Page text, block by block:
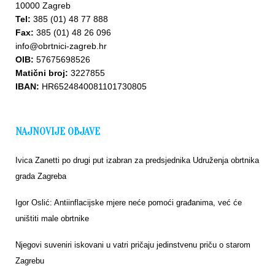
10000 Zagreb
Tel: 385 (01) 48 77 888
Fax: 385 (01) 48 26 096
info@obrtnici-zagreb.hr
OIB: 57675698526
Matični broj: 3227855
IBAN: HR6524840081101730805
NAJNOVIJE OBJAVE
Ivica Zanetti po drugi put izabran za predsjednika Udruženja obrtnika
grada Zagreba
Igor Oslić: Antiinflacijske mjere neće pomoći građanima, već će
uništiti male obrtnike
Njegovi suveniri iskovani u vatri pričaju jedinstvenu priču o starom
Zagrebu